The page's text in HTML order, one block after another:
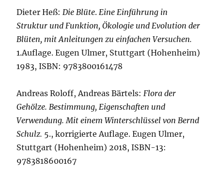
Dieter Heß: Die Blüte. Eine Einführung in
Struktur und Funktion, Ökologie und Evolution der
Blüten, mit Anleitungen zu einfachen Versuchen.
1.Auflage. Eugen Ulmer, Stuttgart (Hohenheim)
1983, ISBN: 9783800161478
Andreas Roloff, Andreas Bärtels: Flora der
Gehölze. Bestimmung, Eigenschaften und
Verwendung. Mit einem Winterschlüssel von Bernd
Schulz. 5., korrigierte Auflage. Eugen Ulmer,
Stuttgart (Hohenheim) 2018, ISBN-13:
9783818600167